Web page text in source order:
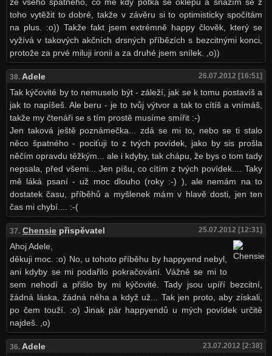
ze všeho špatného, co mě kdy potká se oklepu a snažím se z
toho vytěžit to dobré, takže v závěru si to optimisticky spočítám
na plus. :o)) Takže fakt jsem extrémně happy člověk, který se
vyžívá v takových akčních drsných příbězích s bezcitnými konci,
protože za prvé miluji ironii a za druhé jsem snílek. ,o))
38.Adele 26.07.2012 [16:51]
Tak kýčovité by to nemuselo být - záleží, jak se k tomu postavíš a
jak to napíšeš. Ale beru - je to tvůj výtvor a tak to cítíš a vnímáš,
takže my čtenáři se s tím prostě musíme smířit :-)
Jen taková ještě poznámečka... zdá se mi to, nebo se ti stalo
něco špatného - pociťuji to z tvých povídek, jako by sis prošla
něčím opravdu těžkým... ale i kdyby, tak chápu, že bys o tom tady
nepsala, před všemi... Jen píšu, co cítím z tvých povídek.... Taky
mě láká psaní - už moc dlouho (roky :-) ), ale nemám na to
dostatek času, příběhů a myšlenek mám v hlavě dosti, jen ten
čas mi chybí.... :-(
37. Chensiepřispěvatel 25.07.2012 [12:31]
Ahoj Adele,
děkuji moc. :o) No, u tohoto příběhu by happyend nebyl,
ani kdyby se mi podařilo pokračování. Vážně se mi to
sem nehodí a přišlo by mi kýčovité. Tady jsou upíří bezcitní,
žádná láska, žádná něha a když už... Tak jen proto, aby získali,
po čem touží. :o) Jinak pár happyendů u mých povídek určitě
najdeš. ,o)
36.Adele 23.07.2012 [2:38]